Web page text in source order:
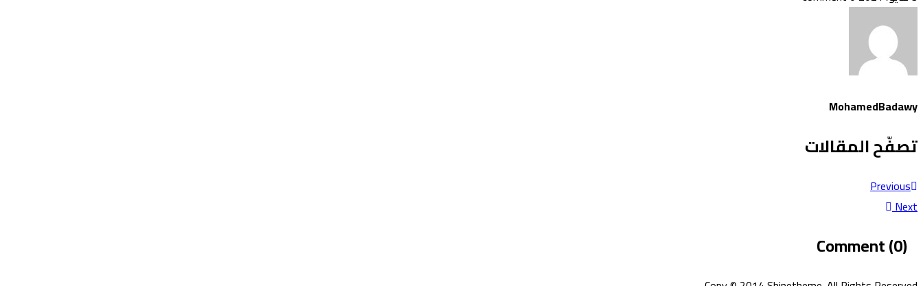
MohamedBadawy
تصفّح المقالات
Previous
Next
Comment (0)